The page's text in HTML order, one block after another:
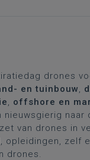
drones
en tuinbouw,
, offshore en
naar
van drones in
opleidingen, zelf
drones.